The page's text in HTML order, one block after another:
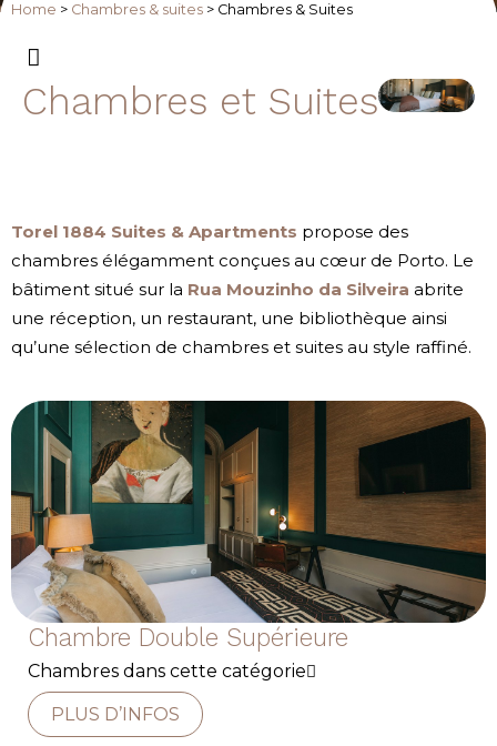
Home > Chambres & suites > Chambres & Suites
Chambres et Suites
Torel 1884 Suites & Apartments propose des
chambres élégamment conçues au cœur de Porto. Le
bâtiment situé sur la Rua Mouzinho da Silveira abrite
une réception, un restaurant, une bibliothèque ainsi
qu’une sélection de chambres et suites au style raffiné.
Chambre Double Supérieure
Chambres dans cette catégorie
PLUS D’INFOS